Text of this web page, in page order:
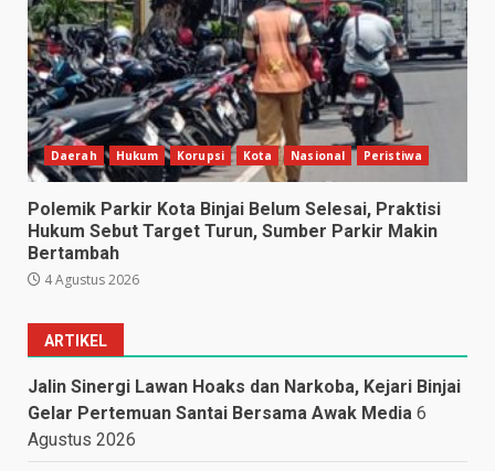
Daerah Hukum Korupsi Kota Nasional Peristiwa
Polemik Parkir Kota Binjai Belum Selesai, Praktisi
Hukum Sebut Target Turun, Sumber Parkir Makin
Bertambah
4 Agustus 2026
ARTIKEL
Jalin Sinergi Lawan Hoaks dan Narkoba, Kejari Binjai
Gelar Pertemuan Santai Bersama Awak Media 6
Agustus 2026